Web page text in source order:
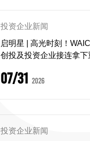
投资企业新闻
启明星 | 高光时刻！
创投及投资企业接连拿下
07/31 2026
投资企业新闻